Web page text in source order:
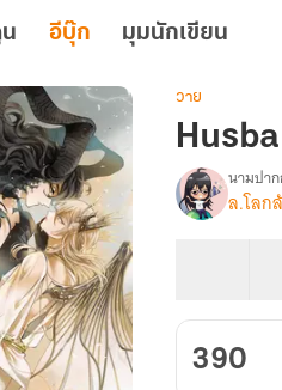
อีบุ๊ก มุมนักเขียน
วาย
เรื่องHusbando
สาย
แห่ง
ชาติ
(Fantasy/
นามปา
ล.โลก
390